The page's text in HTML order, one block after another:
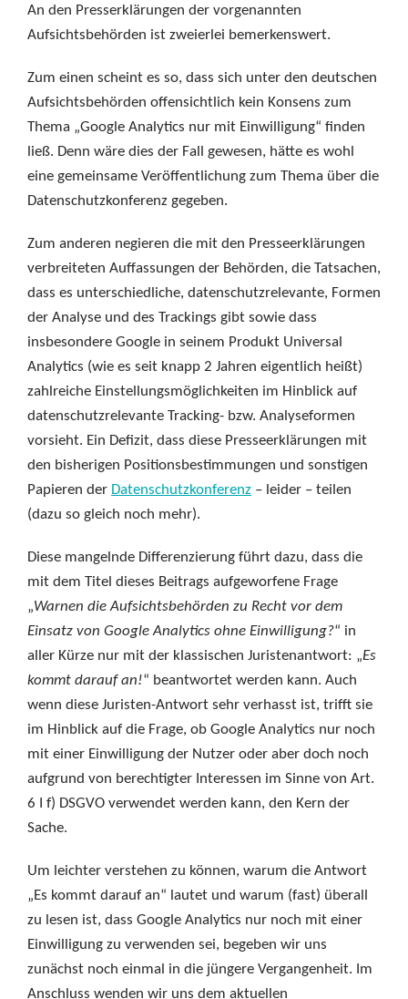
An den Presserklärungen der vorgenannten
Aufsichtsbehörden ist zweierlei bemerkenswert.
Zum einen scheint es so, dass sich unter den deutschen
Aufsichtsbehörden offensichtlich kein Konsens zum
Thema „Google Analytics nur mit Einwilligung“ finden
ließ. Denn wäre dies der Fall gewesen, hätte es wohl
eine gemeinsame Veröffentlichung zum Thema über die
Datenschutzkonferenz gegeben.
Zum anderen negieren die mit den Presseerklärungen
verbreiteten Auffassungen der Behörden, die Tatsachen,
dass es unterschiedliche, datenschutzrelevante, Formen
der Analyse und des Trackings gibt sowie dass
insbesondere Google in seinem Produkt Universal
Analytics (wie es seit knapp 2 Jahren eigentlich heißt)
zahlreiche Einstellungsmöglichkeiten im Hinblick auf
datenschutzrelevante Tracking- bzw. Analyseformen
vorsieht. Ein Defizit, dass diese Presseerklärungen mit
den bisherigen Positionsbestimmungen und sonstigen
Papieren der Datenschutzkonferenz – leider – teilen
(dazu so gleich noch mehr).
Diese mangelnde Differenzierung führt dazu, dass die
mit dem Titel dieses Beitrags aufgeworfene Frage
„Warnen die Aufsichtsbehörden zu Recht vor dem
Einsatz von Google Analytics ohne Einwilligung?“ in
aller Kürze nur mit der klassischen Juristenantwort: „Es
kommt darauf an!“ beantwortet werden kann. Auch
wenn diese Juristen-Antwort sehr verhasst ist, trifft sie
im Hinblick auf die Frage, ob Google Analytics nur noch
mit einer Einwilligung der Nutzer oder aber doch noch
aufgrund von berechtigter Interessen im Sinne von Art.
6 I f) DSGVO verwendet werden kann, den Kern der
Sache.
Um leichter verstehen zu können, warum die Antwort
„Es kommt darauf an“ lautet und warum (fast) überall
zu lesen ist, dass Google Analytics nur noch mit einer
Einwilligung zu verwenden sei, begeben wir uns
zunächst noch einmal in die jüngere Vergangenheit. Im
Anschluss wenden wir uns dem aktuellen